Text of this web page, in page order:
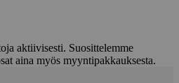
aktiivisesti. Suosittelemme
aina myös myyntipakkauksesta.